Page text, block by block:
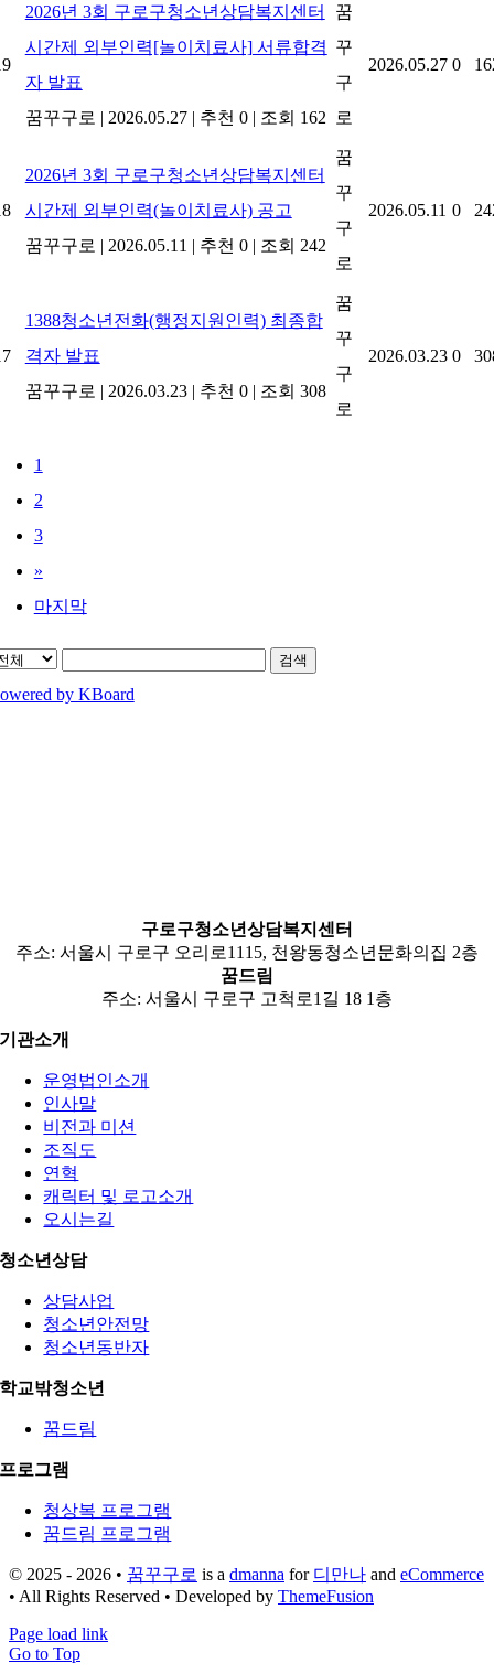
2026년 3회 구로구청소년상담복지센터
시간제 외부인력[놀이치료사] 서류합격
자 발표
꿈꾸구로 | 2026.05.27 | 추천 0 | 조회 162
꿈
꾸
구
로
2026.05.27 0
2026년 3회 구로구청소년상담복지센터
시간제 외부인력(놀이치료사) 공고
꿈꾸구로 | 2026.05.11 | 추천 0 | 조회 242
꿈
꾸
구
로
2026.05.11 0
1388청소년전화(행정지원인력) 최종합
격자 발표
꿈꾸구로 | 2026.03.23 | 추천 0 | 조회 308
꿈
꾸
구
로
2026.03.23 0
1
2
3
»
마지막
검색
by KBoard
구로구청소년상담복지센터
주소: 서울시 구로구 오리로1115, 천왕동청소년문화의집 2층
꿈드림
주소: 서울시 구로구 고척로1길 18 1층
기관소개
운영법인소개
인사말
비전과 미션
조직도
연혁
캐릭터 및 로고소개
오시는길
청소년상담
상담사업
청소년안전망
청소년동반자
학교밖청소년
꿈드림
프로그램
청상복 프로그램
꿈드림 프로그램
© 2025 - 2026 • 꿈꾸구로 is a dmanna for 디만나 and eCommerce
• All Rights Reserved • Developed by ThemeFusion
Page load link
Go to Top